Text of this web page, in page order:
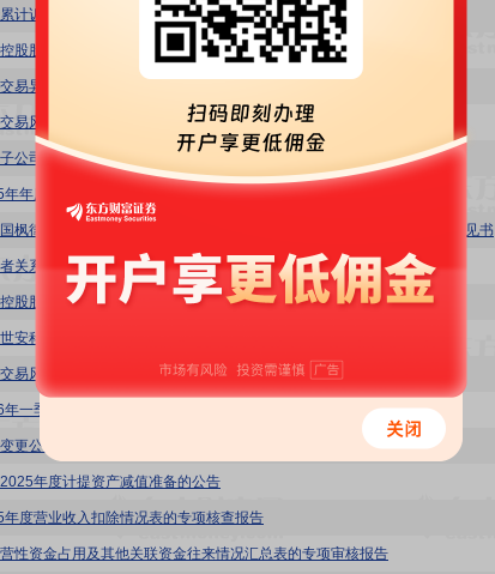
计诉讼、仲裁事项的公告
股股东部分股份质押、冻结的公告
易异常波动公告
易风险提示公告
公司涉及诉讼事项的公告
年度股东会决议公告
枫律师事务所关于国晟世安科技股份有限公司2025年年度股东会法律意见书
关系活动记录表(2025年年度业绩说明会)
股股东部分股份解质押及质押的公告
安科技股份有限公司2025年年度股东会会议资料
易风险提示公告
一季度报告
更公司注册资本及修订《公司章程》的公告
年度计提资产减值准备的公告
年度营业收入扣除情况表的专项核查报告
性资金占用及其他关联资金往来情况汇总表的专项审核报告